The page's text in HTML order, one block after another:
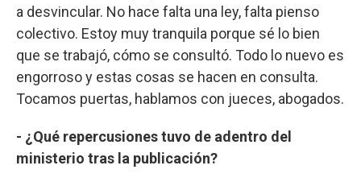
a desvincular. No hace falta una ley, falta pienso
colectivo. Estoy muy tranquila porque sé lo bien
que se trabajó, cómo se consultó. Todo lo nuevo es
engorroso y estas cosas se hacen en consulta.
Tocamos puertas, hablamos con jueces, abogados.
- ¿Qué repercusiones tuvo de adentro del
ministerio tras la publicación?